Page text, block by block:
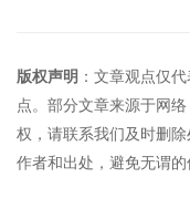
版权声明 ：文章观点仅
点。部分文章来源于网
权，请联系我们及时删除
作者和出处，避免无谓的